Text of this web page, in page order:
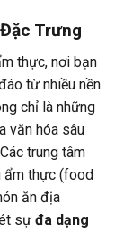
Trưng
thực, nơi bạn
từ nhiều nền
chỉ là những
văn hóa sâu
trung tâm
ẩm thực (food
ăn địa
sự đa dạng